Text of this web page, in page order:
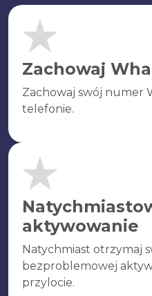
Zachowaj
Zachowaj swój numer
telefonie.
aktywowanie
Natychmiast otrzymaj
bezproblemowej
przylocie.